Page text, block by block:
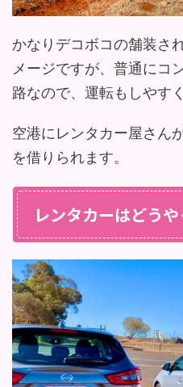
かなりデコボコの舗装さ
メージですが、普通にコ
路なので、運転もしやす
空港にレンタカー屋さん
を借りられます。
レンタカーはどう